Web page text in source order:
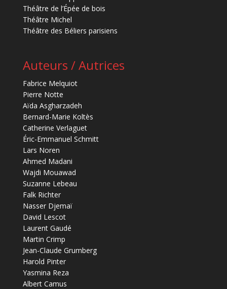
Théâtre de l’Épée de bois
Théâtre Michel
Théâtre des Béliers parisiens
Auteurs / Autrices
Fabrice Melquiot
Pierre Notte
Aïda Asgharzadeh
Bernard-Marie Koltès
Catherine Verlaguet
Éric-Emmanuel Schmitt
Lars Noren
Ahmed Madani
Wajdi Mouawad
Suzanne Lebeau
Falk Richter
Nasser Djemaï
David Lescot
Laurent Gaudé
Martin Crimp
Jean-Claude Grumberg
Harold Pinter
Yasmina Reza
Albert Camus